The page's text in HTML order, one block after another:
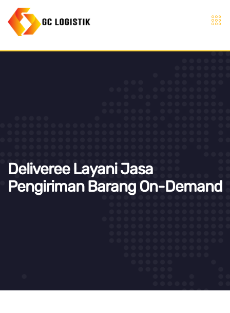
Deliveree Layani Jasa
Pengiriman Barang On-Demand